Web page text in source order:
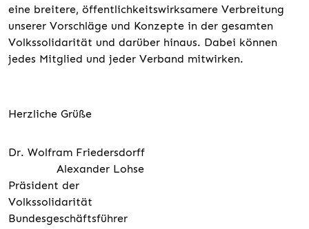
eine breitere, öffentlichkeitswirksamere Verbreitung
unserer Vorschläge und Konzepte in der gesamten
Volkssolidarität und darüber hinaus. Dabei können
jedes Mitglied und jeder Verband mitwirken.
Herzliche Grüße
Dr. Wolfram Friedersdorff
Alexander Lohse
Präsident der
Volkssolidarität
Bundesgeschäftsführer